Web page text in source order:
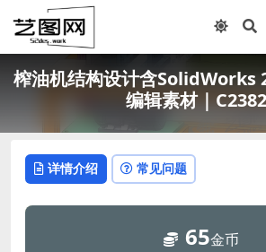
榨油机结构设计含SolidWorks
编辑素材｜
详情介绍 常见问题
65金币